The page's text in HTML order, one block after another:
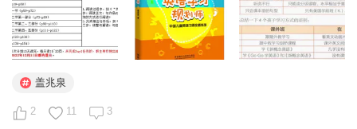
盖兆泉
2 11 3